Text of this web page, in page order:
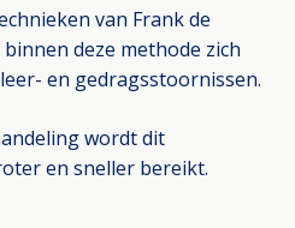
van Frank de
deze methode zich
en gedragsstoornissen.
wordt dit
en sneller bereikt.